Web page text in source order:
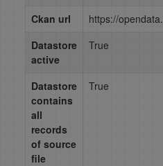
Ckan url
https://
Datastore
active
True
Datastore
contains
all
records
of source
file
True